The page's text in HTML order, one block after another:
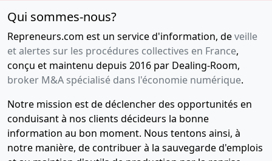
Qui sommes-nous?
Repreneurs.com est un service d'information, deveille
et alertes sur les procédures collectives en France,
conçu et maintenu depuis 2016 par Dealing-Room,
broker M&A spécialisé dans l'économie numérique.
Notre mission est de déclencher des opportunités en
conduisant à nos clients décideurs la bonne
information au bon moment. Nous tentons ainsi, à
notre manière, de contribuer à la sauvegarde d'emplois